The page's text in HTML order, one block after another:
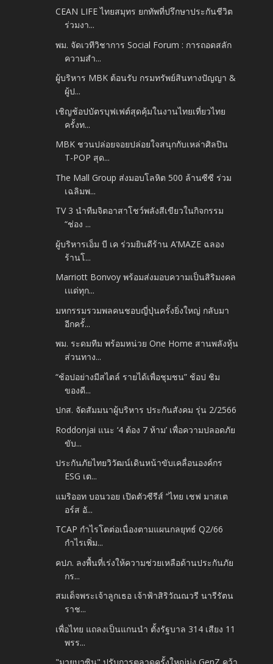
CEAN LIFE ไทยสมุทร ยกทัพที่ปรึกษาประกันชีวิต
ร่วมงา...
พม. จัดเวทีวิชาการ Social Forum : การถอดสลัก
ความสำ...
ผู้บริหาร MBK ต้อนรับ กรมทรัพย์สินทางปัญญา &
ผู้ป...
เชิญช้อปบัตรบุฟเฟต์สุดคุ้มในงานไทยเที่ยวไทย
ครั้งท...
MBK ชวนปล่อยจอยปล่อยใจสนุกกับเหล่าศิลปิน
T-POP สุด...
The Mall Group ส่งมอบโลหิต 500 ล้านซีซี ร่วม
เฉลิมพ...
TV 3 นำทีมจิตอาสาโชว์พลังสีเขียวในกิจกรรม
“ช่อง ...
ผู้บริหารเอ็ม บี เค ร่วมยินดีร้าน A’MAZE ฉลอง
ร้านโ...
Marriott Bonvoy พร้อมส่งมอบความเป็นสิริมงคล
เแด่ทุก...
มหกรรมรวมพลคนชอบญี่ปุ่นครั้งยิ่งใหญ่ กลับมา
อีกครั้...
พม. ระดมทีม พร้อมหน่วย One Home สานพลังหุ้น
ส่วนทาง...
“ช้อปอย่างมีสไตล์ รายได้เพื่อชุมชน” ช้อป ชิม
ของดี...
ปกส. จัดสัมมนาผู้บริหาร ประกันสังคม รุ่น 2/2566
Roddonjai แนะ ‘4 ต้อง 7 ห้าม’ เพื่อความปลอดภัย
ขับ...
ประกันภัยไทยวิวัฒน์เดินหน้าขับเคลื่อนองค์กร
ESG เต...
แมริออท บอนวอย เปิดตัวซีรีส์ “ไทย เชฟ มาสเต
อร์ส อั...
TCAP กำไรโตต่อเนื่องตามแผนกลยุทธ์ Q2/66
กำไรเพิ่ม...
คปภ. ลงพื้นที่เร่งให้ความช่วยเหลือด้านประกันภัย
กร...
สมเด็จพระเจ้าลูกเธอ เจ้าฟ้าสิริวัณณวรี นารีรัตน
ราช...
เพื่อไทย แถลงเป็นแกนนำ ตั้งรัฐบาล 314 เสียง 11
พรร...